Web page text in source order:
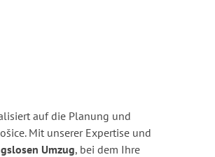
auf die Planung und
Mit unserer Expertise und
Umzug, bei dem Ihre